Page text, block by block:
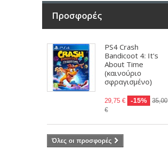
Προσφορές
PS4 Crash
Bandicoot 4: It's
About Time
(καινούριο
σφραγισμένο)
29,75 € -15%
35,00
€
Όλες οι προσφορές